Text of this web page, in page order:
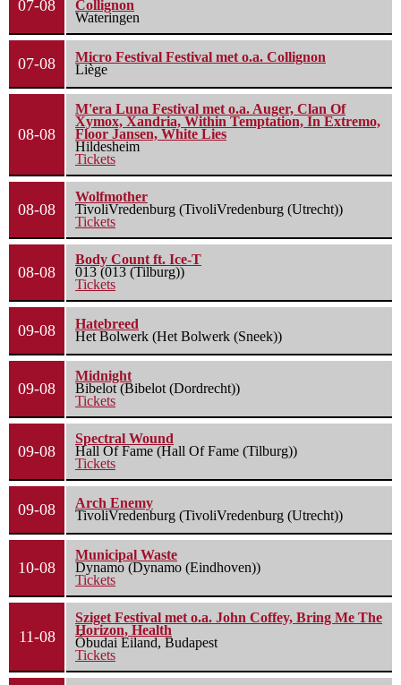
07-08
Collignon
Wateringen
07-08
Micro Festival Festival met o.a. Collignon
Liège
08-08
M'era Luna Festival met o.a. Auger, Clan Of
Xymox, Xandria, Within Temptation, In Extremo,
Floor Jansen, White Lies
Hildesheim
Tickets
08-08
Wolfmother
TivoliVredenburg (TivoliVredenburg (Utrecht))
Tickets
08-08
Body Count ft. Ice-T
013 (013 (Tilburg))
Tickets
09-08
Hatebreed
Het Bolwerk (Het Bolwerk (Sneek))
09-08
Midnight
Bibelot (Bibelot (Dordrecht))
Tickets
09-08
Spectral Wound
Hall Of Fame (Hall Of Fame (Tilburg))
Tickets
09-08
Arch Enemy
TivoliVredenburg (TivoliVredenburg (Utrecht))
10-08
Municipal Waste
Dynamo (Dynamo (Eindhoven))
Tickets
11-08
Sziget Festival met o.a. John Coffey, Bring Me The
Horizon, Health
Óbudai Eiland, Budapest
Tickets